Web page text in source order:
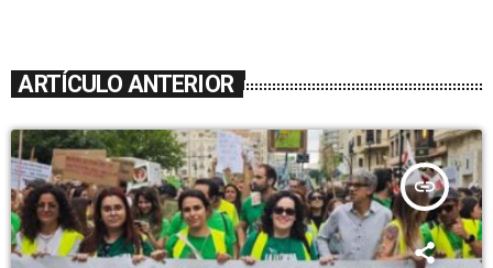
ARTÍCULO ANTERIOR
insert_link